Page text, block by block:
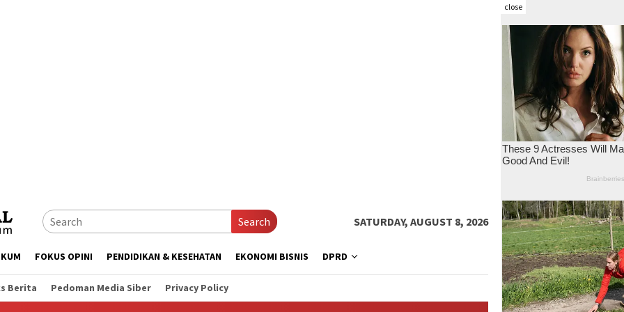
close
Search SATURDAY, AUGUST 8, 2026
FOKUS OPINI PENDIDIKAN & KESEHATAN EKONOMI BISNIS DPRD
Berita Pedoman Media Siber Privacy Policy